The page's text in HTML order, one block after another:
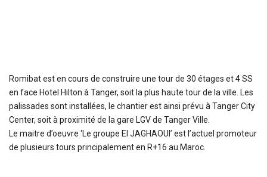
Romibat est en cours de construire une tour de 30 étages et 4 SS
en face Hotel Hilton à Tanger, soit la plus haute tour de la ville. Les
palissades sont installées, le chantier est ainsi prévu à Tanger City
Center, soit à proximité de la gare LGV de Tanger Ville.
Le maitre d’oeuvre ‘Le groupe El JAGHAOUI’ est l’actuel promoteur
de plusieurs tours principalement en R+16 au Maroc.